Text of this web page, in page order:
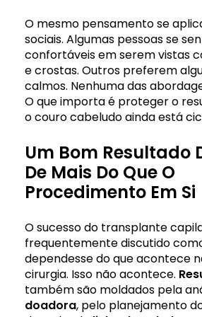
O mesmo pensamento se
sociais. Algumas pessoas se
confortáveis ​​​​em serem vistas
e crostas. Outros preferem
calmos. Nenhuma das
O que importa é proteger o
o couro cabeludo ainda está
Um Bom Resultado
De Mais Do Que O
Procedimento Em Si
O sucesso do transplante
frequentemente discutido
dependesse do que acontece
cirurgia. Isso não acontece.
também são moldados pela
doadora, pelo planejamento